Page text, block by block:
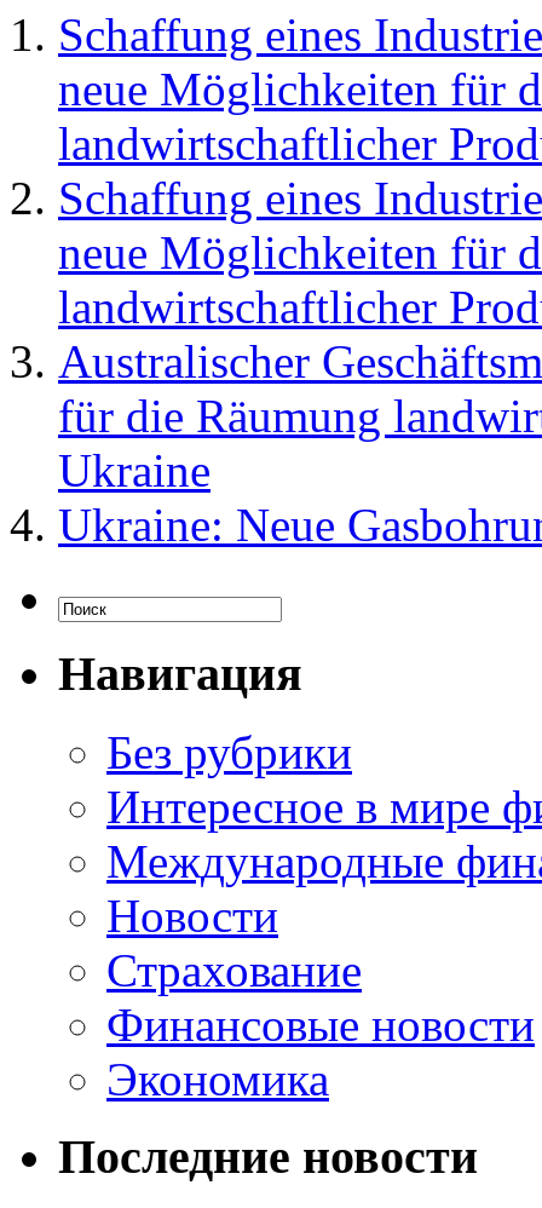
Schaffung eines
neue Möglichkeiten für
landwirtschaftlicher
Schaffung eines
neue Möglichkeiten für
landwirtschaftlicher
Australischer
für die Räumung
Ukraine
Ukraine: Neue
Навигация
Без рубрики
Интересное в мире
Международные
Новости
Страхование
Финансовые новости
Экономика
Последние новости